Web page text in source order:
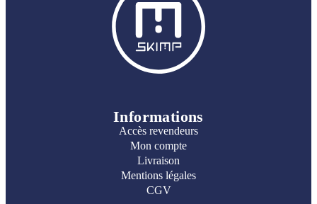
Informations
Accès revendeurs
Mon compte
Livraison
Mentions légales
CGV